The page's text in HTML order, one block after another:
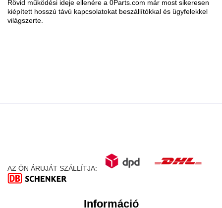
Rövid működési ideje ellenére a 0Parts.com már most sikeresen
kiépített hosszú távú kapcsolatokat beszállítókkal és ügyfelekkel
világszerte.
AZ ÖN ÁRUJÁT SZÁLLÍTJA:
Információ